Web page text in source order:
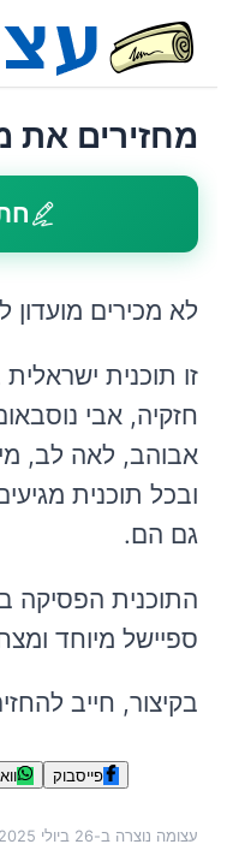
מחזירים את
לא מכירים מועדון
זו תוכנית
חזקיה, אבי
אבוהב, לאה לב,
ובכל תוכנית
גם הם.
התוכנית הפסיקה
ספיישל מיוחד
בקיצור, חייב
פייסבוק
עצומה נוצרה ב-26 ביולי 2025